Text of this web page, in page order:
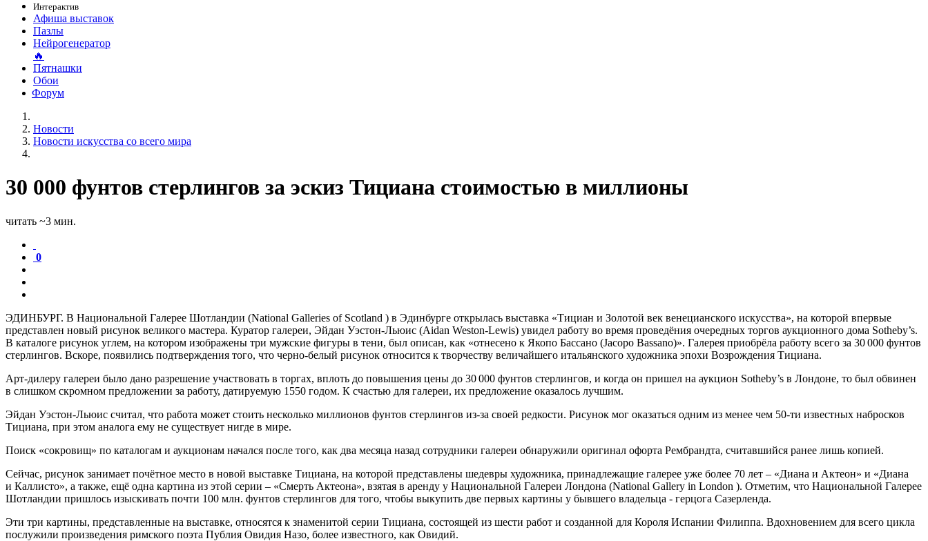
Интерактив
Афиша выставок
Пазлы
Нейрогенератор
🔥
Пятнашки
Обои
Форум
Новости
Новости искусства со всего мира
30 000 фунтов стерлингов за эскиз Тициана стоимостью в миллионы
читать ~3 мин.
0
ЭДИНБУРГ. В Национальной Галерее Шотландии (National Galleries of Scotland ) в Эдинбурге открылась выставка «Тициан и Золотой век венецианского искусства», на которой впервые
представлен новый рисунок великого мастера. Куратор галереи, Эйдан Уэстон-Льюис (Aidan Weston-Lewis) увидел работу во время проведёния очередных торгов аукционного дома Sotheby’s.
В каталоге рисунок углем, на котором изображены три мужские фигуры в тени, был описан, как «отнесено к Якопо Бассано (Jacopo Bassano)». Галерея приобрёла работу всего за 30 000 фунтов
стерлингов. Вскоре, появились подтверждения того, что черно-белый рисунок относится к творчеству величайшего итальянского художника эпохи Возрождения Тициана.
Арт-дилеру галереи было дано разрешение участвовать в торгах, вплоть до повышения цены до 30 000 фунтов стерлингов, и когда он пришел на аукцион Sotheby’s в Лондоне, то был обвинен
в слишком скромном предложении за работу, датируемую 1550 годом. К счастью для галереи, их предложение оказалось лучшим.
Эйдан Уэстон-Льюис считал, что работа может стоить несколько миллионов фунтов стерлингов из-за своей редкости. Рисунок мог оказаться одним из менее чем 50-ти известных набросков
Тициана, при этом аналога ему не существует нигде в мире.
Поиск «сокровищ» по каталогам и аукционам начался после того, как два месяца назад сотрудники галереи обнаружили оригинал офорта Рембрандта, считавшийся ранее лишь копией.
Сейчас, рисунок занимает почётное место в новой выставке Тициана, на которой представлены шедевры художника, принадлежащие галерее уже более 70 лет – «Диана и Актеон» и «Диана
и Каллисто», а также, ещё одна картина из этой серии – «Смерть Актеона», взятая в аренду у Национальной Галереи Лондона (National Gallery in London ). Отметим, что Национальной Галерее
Шотландии пришлось изыскивать почти 100 млн. фунтов стерлингов для того, чтобы выкупить две первых картины у бывшего владельца - герцога Сазерленда.
Эти три картины, представленные на выставке, относятся к знаменитой серии Тициана, состоящей из шести работ и созданной для Короля Испании Филиппа. Вдохновением для всего цикла
послужили произведения римского поэта Публия Овидия Назо, более известного, как Овидий.